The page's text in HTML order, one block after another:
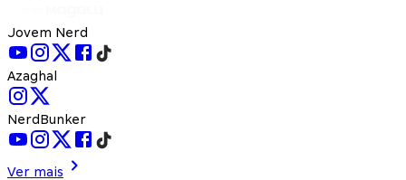
Jovem Nerd
Azaghal
NerdBunker
Ver mais